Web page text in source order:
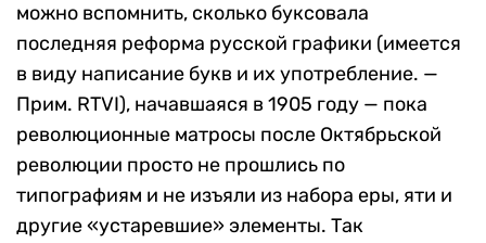
можно вспомнить, сколько буксовала
последняя реформа русской графики (имеется
в виду написание букв и их употребление. —
Прим. RTVI), начавшаяся в 1905 году — пока
революционные матросы после Октябрьской
революции просто не прошлись по
типографиям и не изъяли из набора еры, яти и
другие «устаревшие» элементы. Так